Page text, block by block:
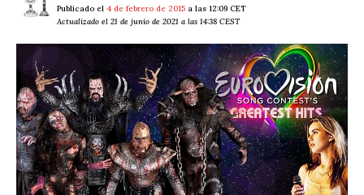
Publicado el 4 de febrero de 2015 a las 12:09 CET
Actualizado el 21 de junio de 2021 a las 14:38 CEST